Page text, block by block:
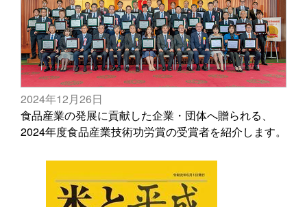
2024年12月26日
食品産業の発展に貢献した企業・団体へ贈られる、
2024年度食品産業技術功労賞の受賞者を紹介します。